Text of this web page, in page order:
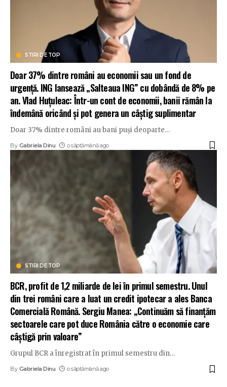
STIRI DE TOP
Doar 37% dintre români au economii sau un fond de
urgență. ING lansează „Salteaua ING” cu dobândă de 8% pe
an. Vlad Huțuleac: Într-un cont de economii, banii rămân la
îndemână oricând și pot genera un câștig suplimentar
Doar 37% dintre români au bani puși deoparte…
By Gabriela Dinu o săptămână ago
STIRI DE TOP
BCR, profit de 1,2 miliarde de lei în primul semestru. Unul
din trei români care a luat un credit ipotecar a ales Banca
Comercială Română. Sergiu Manea: „Continuăm să finanțăm
sectoarele care pot duce România către o economie care
câștigă prin valoare”
Grupul BCR a înregistrat în primul semestru din…
By Gabriela Dinu o săptămână ago